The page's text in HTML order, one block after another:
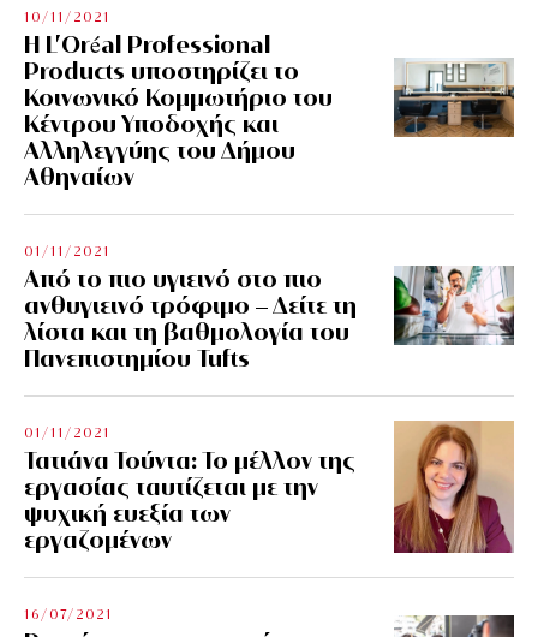
10/11/2021
Η L’Οréal Professional
Products υποστηρίζει το
Κοινωνικό Κομμωτήριο του
Κέντρου Υποδοχής και
Αλληλεγγύης του Δήμου
Αθηναίων
01/11/2021
Από το πιο υγιεινό στο πιο
ανθυγιεινό τρόφιμο – Δείτε τη
λίστα και τη βαθμολογία του
Πανεπιστημίου Tufts
01/11/2021
Τατιάνα Τούντα: Το μέλλον της
εργασίας ταυτίζεται με την
ψυχική ευεξία των
εργαζομένων
16/07/2021